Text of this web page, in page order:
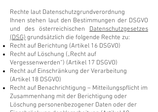
Rechte laut Datenschutzgrundverordnung
Ihnen stehen laut den Bestimmungen der DSGVO
und des österreichischen Datenschutzgesetzes
(DSG) grundsätzlich die folgende Rechte zu:
Recht auf Berichtung (Artikel 16 DSGVO)
Recht auf Löschung („Recht auf
Vergessenwerden“) (Artikel 17 DSGVO)
Recht auf Einschränkung der Verarbeitung
(Artikel 18 DSGVO)
Recht auf Benachrichtigung – Mitteilungspflicht im
Zusammenhang mit der Berichtigung oder
Löschung personenbezogener Daten oder der